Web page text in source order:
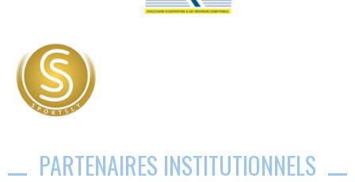
PARTENAIRES INSTITUTIONNELS